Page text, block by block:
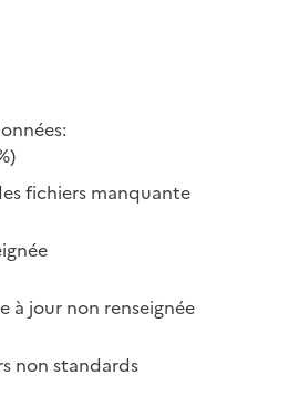
fichiers manquante
à jour non renseignée
non standards